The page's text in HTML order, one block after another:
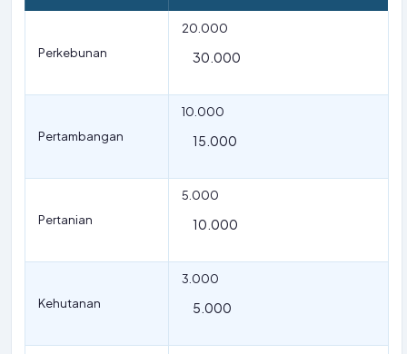
Perkebunan
20.000
30.000
Pertambangan
10.000
15.000
Pertanian
5.000
10.000
Kehutanan
3.000
5.000